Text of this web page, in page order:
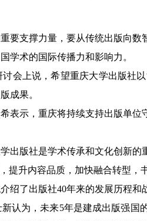
支撑力量，要从传统出版向数
学术的国际传播力和影响力。
上说，希望重庆大学出版社以
成果。
示，重庆将持续支持出版单位
版社是学术传承和文化创新的
提升内容品质，加快融合转型，
了出版社40年来的发展历程和
为，未来5年是建成出版强国